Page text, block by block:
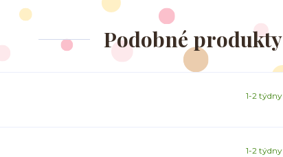
Podobné produkty
1-2 týdny
1-2 týdny